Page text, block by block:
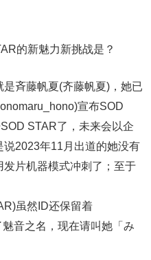
斉藤帆夏(齐藤帆夏)，她已
宣布SOD
STAR了，未来会以企
2023年11月出道的她没有
片机器模式冲刺了；至于
虽然ID还保留着
音之名，现在请叫她「み